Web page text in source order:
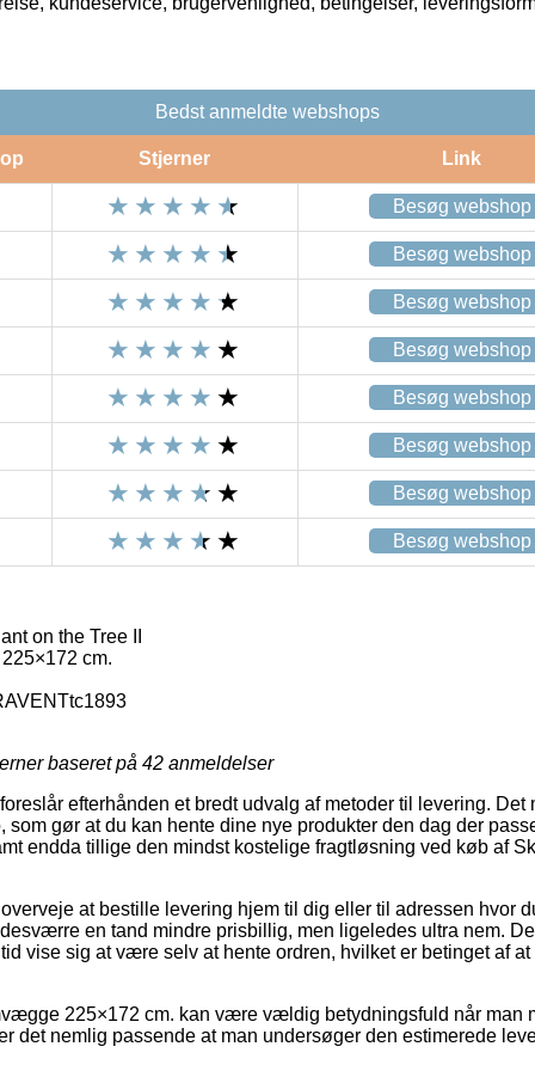
Bedst anmeldte webshops
Stjerner Link
Besøg webshop
Besøg webshop
Besøg webshop
Besøg webshop
Besøg webshop
Besøg webshop
Besøg webshop
Besøg webshop
on the Tree II
cm.
baseret på 42 anmeldelser
efterhånden et bredt udvalg af metoder til levering.
som gør at du kan hente dine nye produkter den dag der
endda tillige den mindst kostelige fragtløsning ved køb af
at bestille levering hjem til dig eller til adressen hvor
en tand mindre prisbillig, men ligeledes ultra nem.
vise sig at være selv at hente ordren, hvilket er betinget af
225×172 cm. kan være vældig betydningsfuld når man
det nemlig passende at man undersøger den estimerede